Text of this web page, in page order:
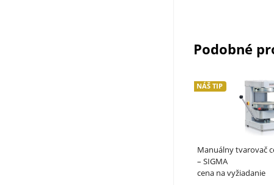
Podobné
Manuálny tvarovač
– SIGMA
NÁŠ TIP
cena na vyžiadanie